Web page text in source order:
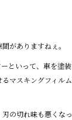
がありますねぇ。
といって、車を塗
マスキングフィル
の切れ味も悪くな